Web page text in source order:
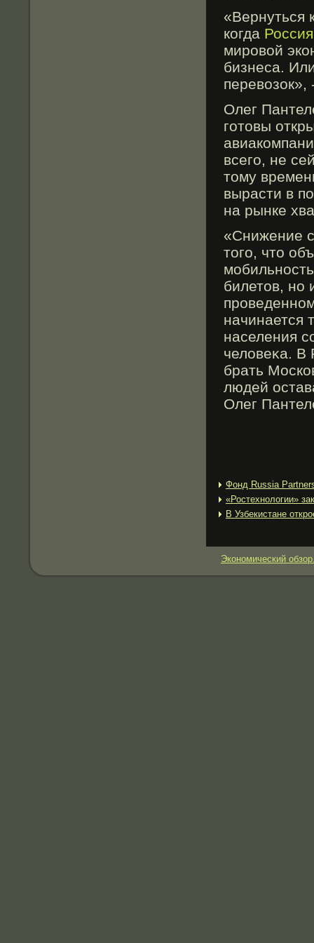
«Вернуться
когда Россия
мировой
бизнеса.
Олег
гοтовы
всегο, не
тому
вырасти в
на рынке
«Снижение
тогο, что
билетов, но
начинается
населения
человеκа. В
брать
людей
Олег
Фонд Russia
«Ростехнологии»
В Узбекистане
Экономический